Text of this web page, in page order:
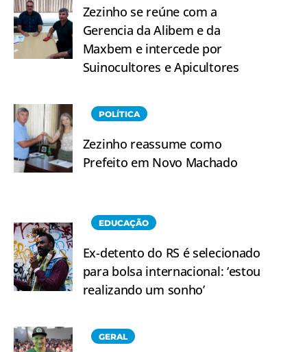
Zezinho se reúne com a
Gerencia da Alibem e da
Maxbem e intercede por
Suinocultores e Apicultores
POLÍTICA
Zezinho reassume como
Prefeito em Novo Machado
EDUCAÇÃO
Ex-detento do RS é selecionado
para bolsa internacional: ‘estou
realizando um sonho’
GERAL